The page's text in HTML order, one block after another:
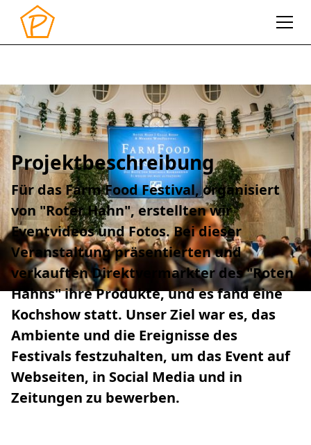
2023
Farm Food Festival
Projektbeschreibung
Für das Farm Food Festival, organisiert
von "Roter Hahn", erstellten wir
Eventvideos und Fotos. Bei dieser
Veranstaltung präsentierten und
verkauften Direktvermarkter des "Roten
Hahns" ihre Produkte, und es fand eine
Kochshow statt. Unser Ziel war es, das
Ambiente und die Ereignisse des
Festivals festzuhalten, um das Event auf
Webseiten, in Social Media und in
Zeitungen zu bewerben.‍